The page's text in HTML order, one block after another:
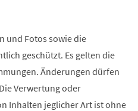
und Fotos sowie die
geschützt. Es gelten die
Änderungen dürfen
Verwertung oder
Inhalten jeglicher Art ist ohne